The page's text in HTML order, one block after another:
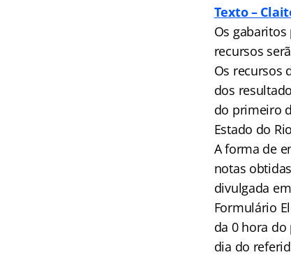
Texto –
Os
recursos
Os recursos
dos
do primeiro
Estado do
A forma de
notas
divulgada
Formulário
da 0 hora
dia do